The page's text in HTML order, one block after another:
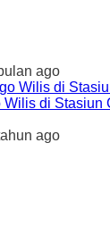
ago
Wilis di Stasiun
ago